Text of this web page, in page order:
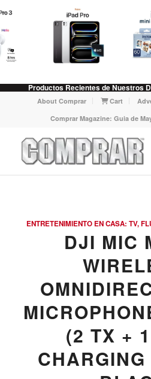
Productos Recientes de Nuestros
About Comprar Cart
Comprar Magazine: Guia de
ENTRETENIMIENTO EN CASA: TV,
DJI MIC
(2 TX +